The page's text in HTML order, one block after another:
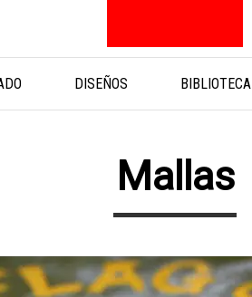
DISEÑOS BIBLIOTECA
Mallas